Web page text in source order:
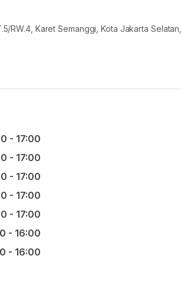
RW.4, Karet Semanggi, Kota Jakarta Selatan,
- 17:00
- 17:00
- 17:00
- 17:00
- 17:00
- 16:00
- 16:00